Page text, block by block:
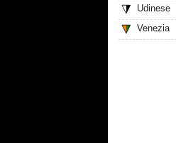
Udinese
Venezia